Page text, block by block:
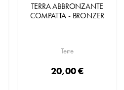
TERRA ABBRONZANTE
COMPATTA - BRONZER
Terre
20,00 €